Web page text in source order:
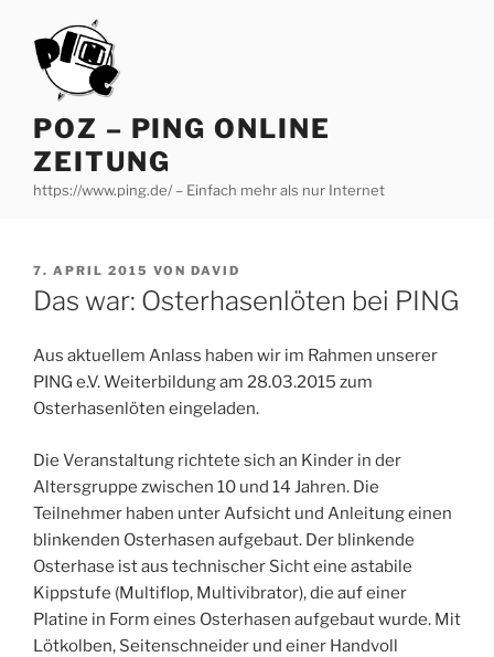
Inhalt
springen
POZ – PING ONLINE
ZEITUNG
https://www.ping.de/ – Einfach mehr als nur Internet
VERÖFFENTLICHT
AM
7. APRIL 2015 VON DAVID
Das war: Osterhasenlöten bei PING
Aus aktuellem Anlass haben wir im Rahmen unserer
PING e.V. Weiterbildung am 28.03.2015 zum
Osterhasenlöten eingeladen.
Die Veranstaltung richtete sich an Kinder in der
Altersgruppe zwischen 10 und 14 Jahren. Die
Teilnehmer haben unter Aufsicht und Anleitung einen
blinkenden Osterhasen aufgebaut. Der blinkende
Osterhase ist aus technischer Sicht eine astabile
Kippstufe (Multiflop, Multivibrator), die auf einer
Platine in Form eines Osterhasen aufgebaut wurde. Mit
Lötkolben, Seitenschneider und einer Handvoll